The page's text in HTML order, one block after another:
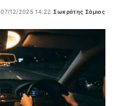
07/12/2025 14:22
Posted
Σωκράτης Σάμιος